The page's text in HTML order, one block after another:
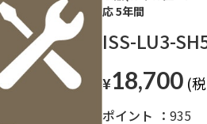
応 5年間
ISS-LU3-
¥18,700
ポイント
935